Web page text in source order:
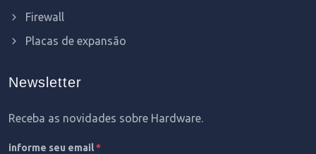
Firewall
Placas de expansão
Newsletter
Receba as novidades sobre Hardware.
informe seu email*